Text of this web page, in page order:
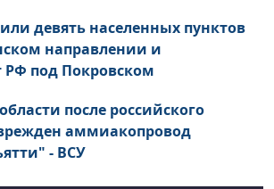
девять населенных пунктов
направлении и
под Покровском
после российского
аммиакопровод
- ВСУ